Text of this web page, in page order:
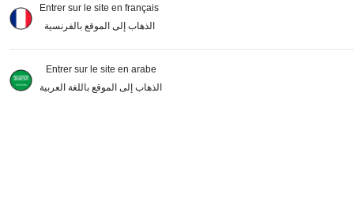
Entrer sur le site en français
الذهاب إلى الموقع بالفرنسية
Entrer sur le site en arabe
الذهاب إلى الموقع باللغة العربية